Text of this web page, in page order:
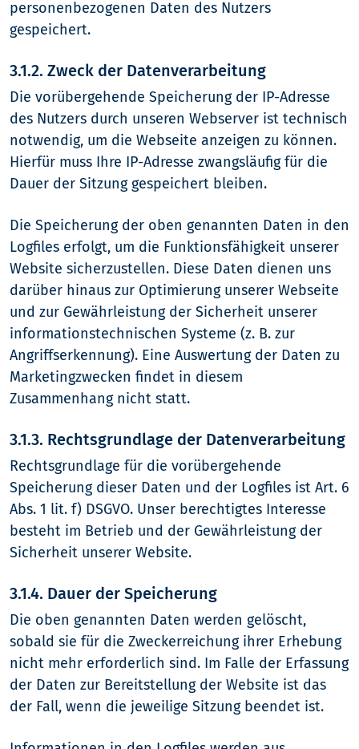
personenbezogenen Daten des Nutzers
gespeichert.
3.1.2. Zweck der Datenverarbeitung
Die vorübergehende Speicherung der IP-Adresse
des Nutzers durch unseren Webserver ist technisch
notwendig, um die Webseite anzeigen zu können.
Hierfür muss Ihre IP-Adresse zwangsläufig für die
Dauer der Sitzung gespeichert bleiben.
Die Speicherung der oben genannten Daten in den
Logfiles erfolgt, um die Funktionsfähigkeit unserer
Website sicherzustellen. Diese Daten dienen uns
darüber hinaus zur Optimierung unserer Webseite
und zur Gewährleistung der Sicherheit unserer
informationstechnischen Systeme (z. B. zur
Angriffserkennung). Eine Auswertung der Daten zu
Marketingzwecken findet in diesem
Zusammenhang nicht statt.
3.1.3. Rechtsgrundlage der Datenverarbeitung
Rechtsgrundlage für die vorübergehende
Speicherung dieser Daten und der Logfiles ist Art. 6
Abs. 1 lit. f) DSGVO. Unser berechtigtes Interesse
besteht im Betrieb und der Gewährleistung der
Sicherheit unserer Website.
3.1.4. Dauer der Speicherung
Die oben genannten Daten werden gelöscht,
sobald sie für die Zweckerreichung ihrer Erhebung
nicht mehr erforderlich sind. Im Falle der Erfassung
der Daten zur Bereitstellung der Website ist das
der Fall, wenn die jeweilige Sitzung beendet ist.